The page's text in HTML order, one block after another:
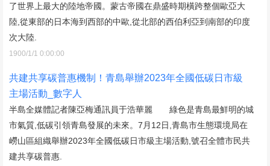
了世界上最大的陸地帝國。蒙古帝國在鼎盛時期橫跨整個歐亞大
陸,從東部的日本海到西部的中歐,從北部的西伯利亞到南部的印度
次大陸.
1900/1/1 0:00:00
共建共享碳普惠機制！青島舉辦2023年全國低碳日市級
主場活動_數字人
半島全媒體記者陳亞梅通訊員于浩華麗 綠色是青島最鮮明的城
市氣質,低碳引領青島發展的未來。7月12日,青島市生態環境局在
嶗山區組織舉辦2023年全國低碳日市級主場活動,號召全體市民共
建共享碳普惠.